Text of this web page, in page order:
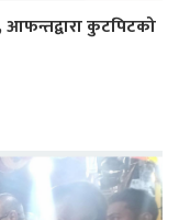
आफन्तद्वारा कुटपिटको